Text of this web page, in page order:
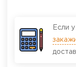
Если